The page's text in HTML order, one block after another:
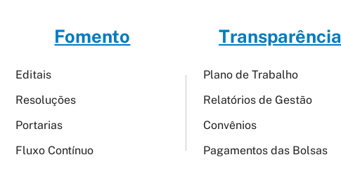
Fomento
Editais
Resoluções
Portarias
Fluxo Contínuo
Transparência
Plano de Trabalho
Relatórios de Gestão
Convênios
Pagamentos das Bolsas